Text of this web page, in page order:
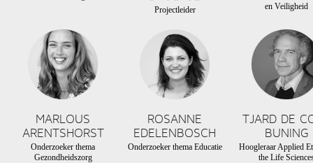
Projectleider
en Veiligheid
MARLOUS
ARENTSHORST
Onderzoeker thema
Gezondheidszorg
ROSANNE
EDELENBOSCH
Onderzoeker thema Educatie
TJARD DE
BUNING
Hoogleraar Applied
the Life